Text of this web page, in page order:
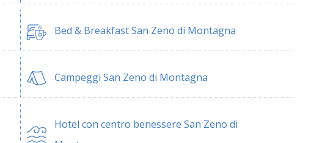
Bed & Breakfast San Zeno di Montagna
Campeggi San Zeno di Montagna
Hotel con centro benessere San Zeno di